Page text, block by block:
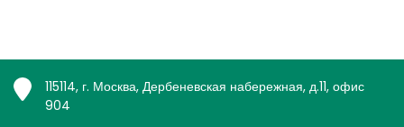
115114, г. Москва, Дербеневская набережная, д.11, офис
904